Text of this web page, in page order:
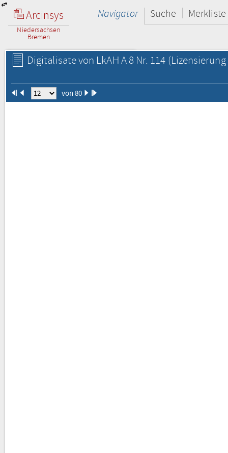
Arcinsys
Niedersachsen
Bremen
Navigator Suche Merkliste
Digitalisate von LkAH A 8 Nr. 114
von 80